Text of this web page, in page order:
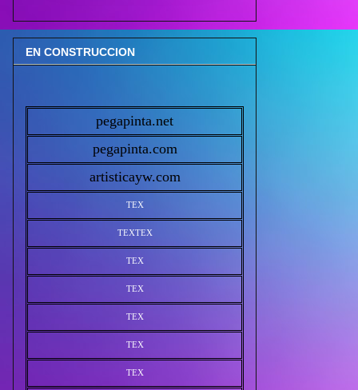
EN CONSTRUCCION
pegapinta.net
pegapinta.com
artisticayw.com
TEX
TEXTEX
TEX
TEX
TEX
TEX
TEX